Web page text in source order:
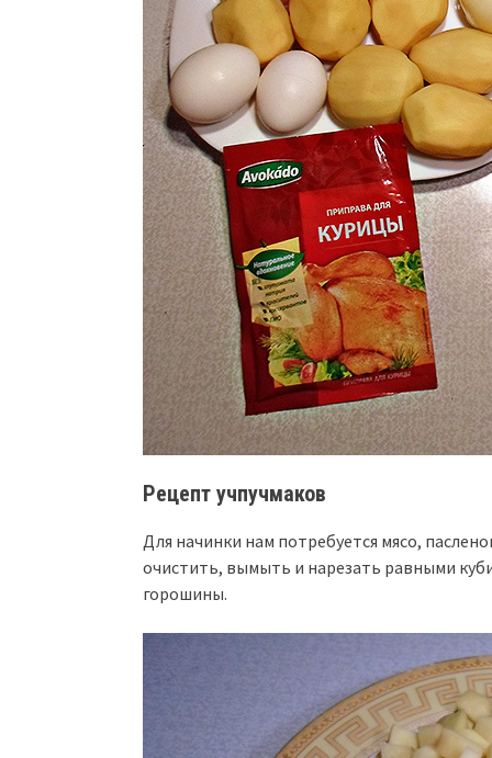
Рецепт учпучмаков
Для начинки нам потребуется мясо,
очистить, вымыть и нарезать равными
горошины.